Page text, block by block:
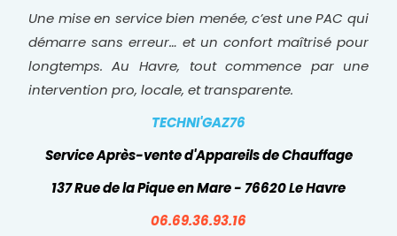
Une mise en service bien menée, c’est une PAC qui
démarre sans erreur… et un confort maîtrisé pour
longtemps. Au Havre, tout commence par une
intervention pro, locale, et transparente.
TECHNI'GAZ76
Service Après-vente d'Appareils de Chauffage
137 Rue de la Pique en Mare - 76620 Le Havre
06.69.36.93.16